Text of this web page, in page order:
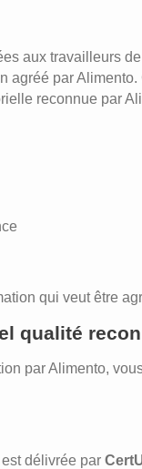
aux travailleurs
agréé par
reconnue par
qui veut être
qualité
par Alimento,
est délivrée par